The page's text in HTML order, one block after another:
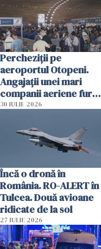
Percheziții pe
aeroportul Otopeni.
Angajații unei mari
companii aeriene furau
parfumuri, ceasuri și
vânzării
30 IULIE 2026
Încă o dronă în
România. RO-ALERT în
Tulcea. Două avioane
ridicate de la sol
27 IULIE 2026